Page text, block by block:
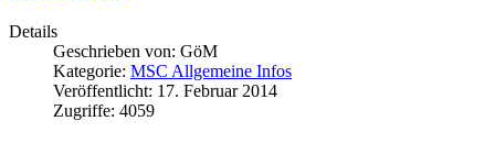
Details
Geschrieben von: GöM
Kategorie: MSC Allgemeine Infos
Veröffentlicht: 17. Februar 2014
Zugriffe: 4059